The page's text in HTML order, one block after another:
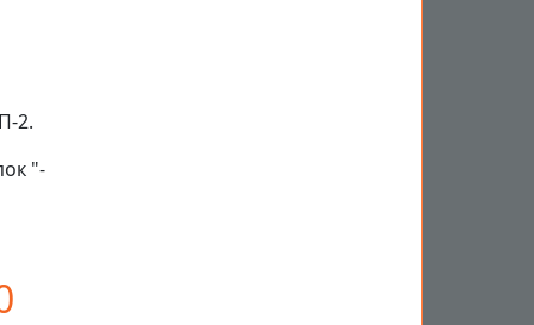
2.
"-